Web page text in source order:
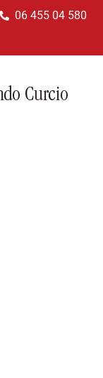
06 455 04 580